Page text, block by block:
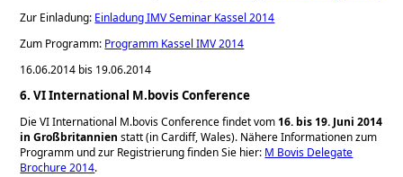
Zur Einladung: Einladung IMV Seminar Kassel 2014
Zum Programm: Programm Kassel IMV 2014
16.06.2014 bis 19.06.2014
6. VI International M.bovis Conference
Die VI International M.bovis Conference findet vom16. bis 19. Juni 2014
in Großbritannien statt (in Cardiff, Wales). Nähere Informationen zum
Programm und zur Registrierung finden Sie hier: M Bovis Delegate
Brochure 2014.